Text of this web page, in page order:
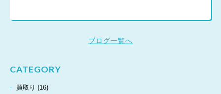
ブログ一覧へ
CATEGORY
買取り (16)